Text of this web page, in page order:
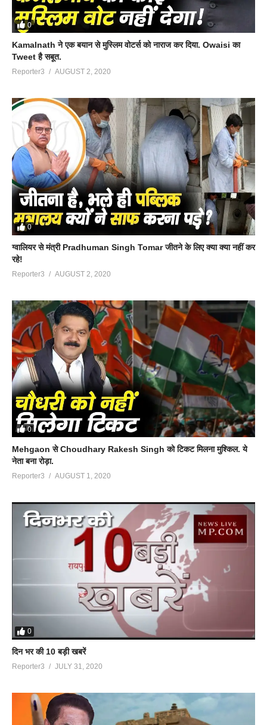
0
Kamalnath ने एक बयान से मुस्लिम वोटर्स को नाराज कर दिया. Owaisi का
Tweet है सबूत.
Reporter3 AUGUST 2, 2020
0
ग्वालियर से मंत्री Pradhuman Singh Tomar जीतने के लिए क्या क्या नहीं कर
रहे!
Reporter3 AUGUST 2, 2020
0
Mehgaon से Choudhary Rakesh Singh को टिकट मिलना मुश्किल. ये
नेता बना रोड़ा.
Reporter3 AUGUST 1, 2020
0
दिन भर की 10 बड़ी खबरें
Reporter3 JULY 31, 2020